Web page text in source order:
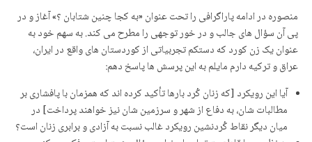
منصورە در ادامە پاراگرافی را تحت عنوان «بە کجا چنین شتابان ؟» آغاز و در
پی آن سؤال های جالب و در خور توجهی را مطرح می کند. بە سهم خود بە
عنوان یک زن کورد کە دستکم تجربیاتی از کوردستان های واقع در ایران،
عراق و ترکیە دارم مایلم بە این پرسش ها پاسخ دهم:
آیا این رویکرد [کە زنان کُرد بارها تأکید کرده اند که همزمان با پافشاری بر
مطالبات شان، به دفاع از شهر و سرزمین شان نیز خواهند پرداخت] در
میان دیگر نقاط کُردنشین رویکرد غالب نسبت به آزادی و برابری زنان است؟